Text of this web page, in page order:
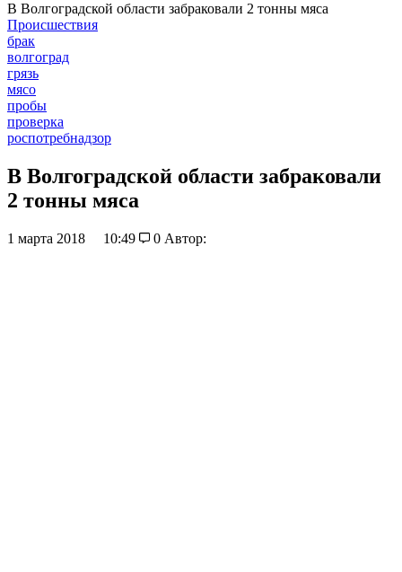
В Волгоградской области забраковали 2 тонны мяса
Происшествия
брак
волгоград
грязь
мясо
пробы
проверка
роспотребнадзор
В Волгоградской области забраковали
2 тонны мяса
1 марта 2018 10:49 0 Автор: